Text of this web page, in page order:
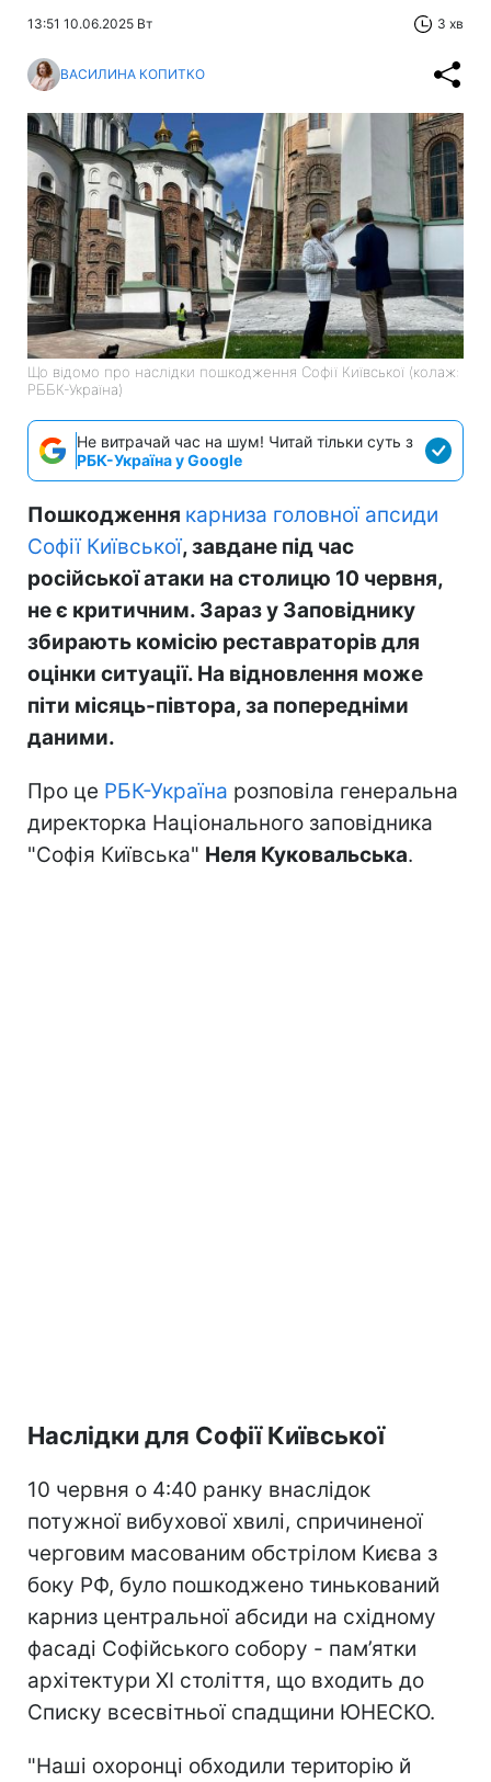
13:51 10.06.2025 Вт 3 хв
ВАСИЛИНА КОПИТКО
Що відомо про наслідки пошкодження Софії Київської (колаж:
РББК-Україна)
Не витрачай час на шум! Читай тільки суть з
РБК-Україна у Google
Пошкодження карниза головної апсиди
Софії Київської, завдане під час
російської атаки на столицю 10 червня,
не є критичним. Зараз у Заповіднику
збирають комісію реставраторів для
оцінки ситуації. На відновлення може
піти місяць-півтора, за попередніми
даними.
Про це РБК-Україна розповіла генеральна
директорка Національного заповідника
"Софія Київська" Неля Куковальська.
Наслідки для Софії Київської
10 червня о 4:40 ранку внаслідок
потужної вибухової хвилі, спричиненої
черговим масованим обстрілом Києва з
боку РФ, було пошкоджено тинькований
карниз центральної абсиди на східному
фасаді Софійського собору - пам’ятки
архітектури XI століття, що входить до
Списку всесвітньої спадщини ЮНЕСКО.
"Наші охоронці обходили територію й